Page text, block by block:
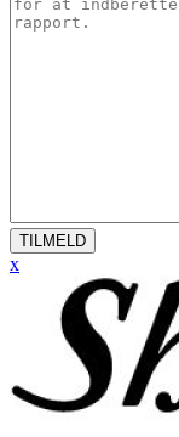
TILMELD
x